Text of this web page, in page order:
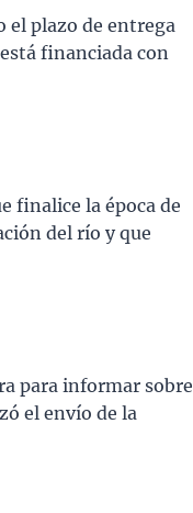
el plazo de entrega
financiada con
finalice la época de
del río y que
para informar sobre
el envío de la